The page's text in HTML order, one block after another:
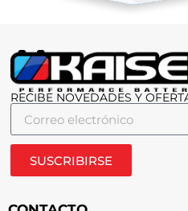
RECIBE NOVEDADES Y
SUSCRIBIRSE